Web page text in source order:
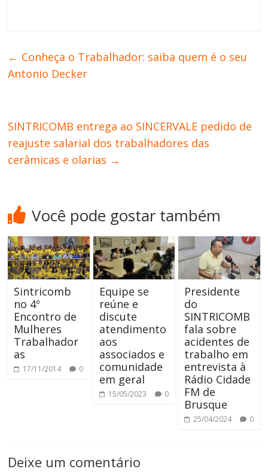
← Conheça o Trabalhador: saiba quem é o seu
Antonio Decker
SINTRICOMB entrega ao SINCERVALE pedido de
reajuste salarial dos trabalhadores das
cerâmicas e olarias →
Você pode gostar também
Sintricomb
no 4º
Encontro de
Mulheres
Trabalhador
as
17/11/2014 0
Equipe se
reúne e
discute
atendimento
aos
associados e
comunidade
em geral
15/05/2023 0
Presidente
do
SINTRICOMB
fala sobre
acidentes de
trabalho em
entrevista à
Rádio Cidade
FM de
Brusque
25/04/2024 0
Deixe um comentário